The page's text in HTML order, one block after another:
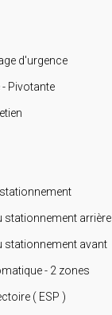
d'urgence
Pivotante
stationnement arrière
stationnement avant
- 2 zones
( ESP )